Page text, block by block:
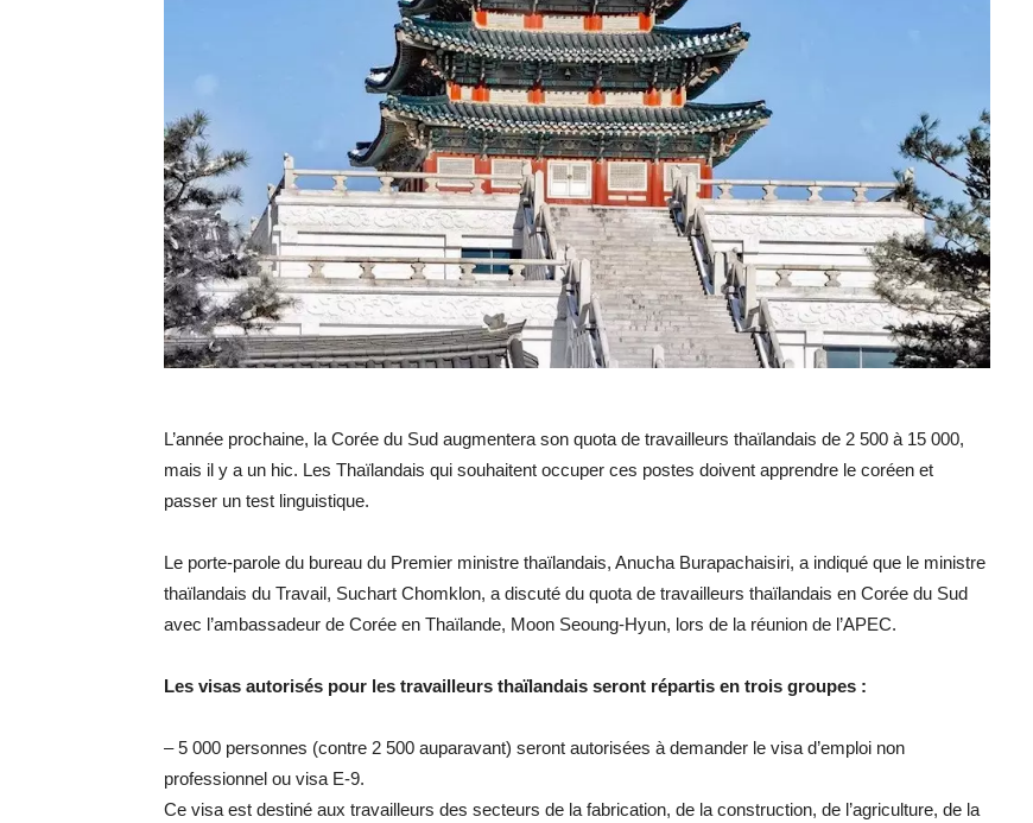
L’année prochaine, la Corée du Sud augmentera son quota de travailleurs thaïlandais de 2 500 à 15 000,
mais il y a un hic. Les Thaïlandais qui souhaitent occuper ces postes doivent apprendre le coréen et
passer un test linguistique.
Le porte-parole du bureau du Premier ministre thaïlandais, Anucha Burapachaisiri, a indiqué que le ministre
thaïlandais du Travail, Suchart Chomklon, a discuté du quota de travailleurs thaïlandais en Corée du Sud
avec l’ambassadeur de Corée en Thaïlande, Moon Seoung-Hyun, lors de la réunion de l’APEC.
Les visas autorisés pour les travailleurs thaïlandais seront répartis en trois groupes :
– 5 000 personnes (contre 2 500 auparavant) seront autorisées à demander le visa d’emploi non
professionnel ou visa E-9.
Ce visa est destiné aux travailleurs des secteurs de la fabrication, de la construction, de l’agriculture, de la